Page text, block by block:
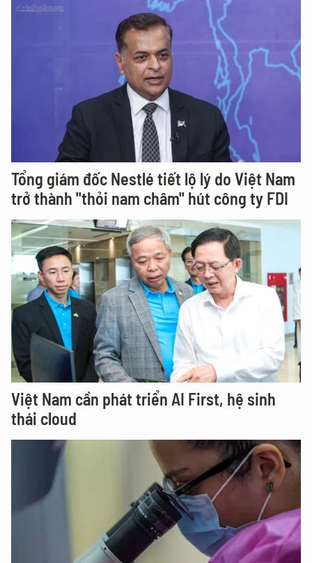
Tổng giám đốc Nestlé tiết lộ lý do Việt Nam
trở thành "thỏi nam châm" hút công ty FDI
Việt Nam cần phát triển AI First, hệ sinh
thái cloud